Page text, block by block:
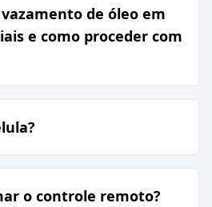
de óleo em
e como proceder com
o controle remoto?